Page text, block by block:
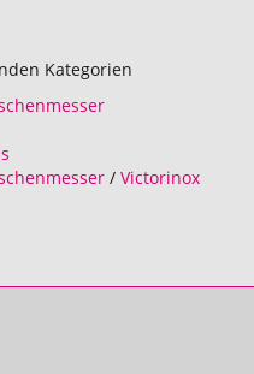
Kategorien
/ Victorinox